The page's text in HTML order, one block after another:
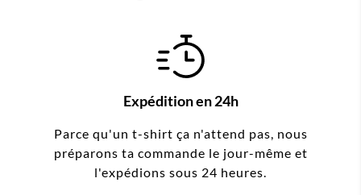
Expédition en 24h
Parce qu'un t-shirt ça n'attend pas, nous
préparons ta commande le jour-même et
l'expédions sous 24 heures.